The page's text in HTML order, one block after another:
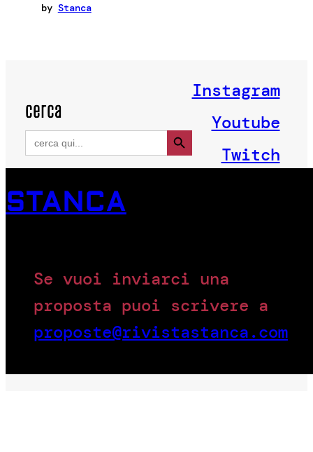
by Stanca
cerca
Search
for:
Search Button
Instagram
Youtube
Twitch
STANCA
Se vuoi inviarci una
proposta puoi scrivere a
proposte@rivistastanca.com